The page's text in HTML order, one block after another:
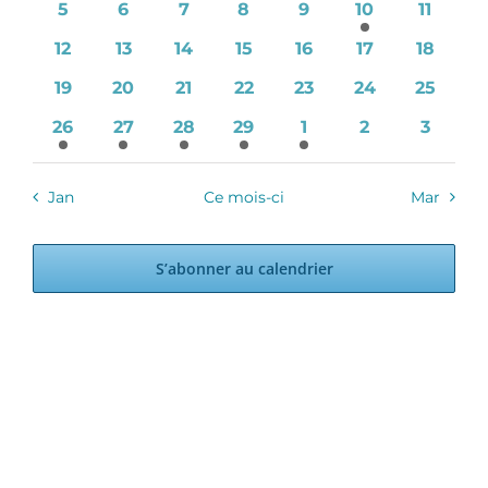
0
5
0
6
0
7
0
8
0
évènements
9
1
évènement
10
0
11
0
12
0
13
0
14
0
15
0
16
0
17
0
18
0
19
0
20
0
21
0
22
0
23
0
24
0
25
1
évènement
26
1
évènement
27
2
évènements
28
1
évènement
29
1
évènement
1
0
2
0
3
Jan Ce mois-ci Mar
S’abonner au calendrier